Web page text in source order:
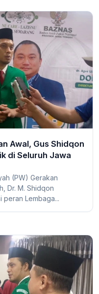
Awal, Gus Shidqon
di Seluruh Jawa
(PW) Gerakan
Dr. M. Shidqon
peran Lembaga...